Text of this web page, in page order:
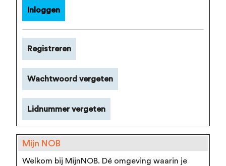
Inloggen
Registreren
Wachtwoord vergeten
Lidnummer vergeten
Mijn NOB
Welkom bij MijnNOB. Dé omgeving waarin je